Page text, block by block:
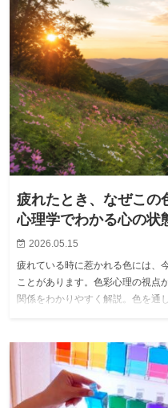
疲れたとき、なぜこの
心理学でわかる心の状
2026.05.15
疲れている時に惹かれる色には、
ことがあります。色彩心理の視点
関係をわかりやすく解説。色を通